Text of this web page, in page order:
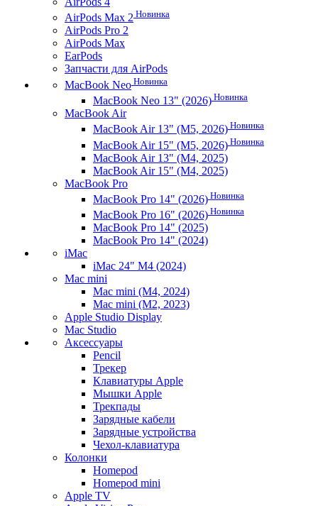
AirPods Max 2 Новинка
AirPods Pro 2
AirPods Max
EarPods
Запчасти для AirPods
MacBook Neo Новинка
MacBook Neo 13" (2026) Новинка
MacBook Air
MacBook Air 13" (M5, 2026) Новинка
MacBook Air 15" (M5, 2026) Новинка
MacBook Air 13" (M4, 2025)
MacBook Air 15" (M4, 2025)
MacBook Pro
MacBook Pro 14" (2026) Новинка
MacBook Pro 16" (2026) Новинка
MacBook Pro 14" (2025)
MacBook Pro 14" (2024)
iMac
iMac 24" M4 (2024)
Mac mini
Mac mini (M4, 2024)
Mac mini (M2, 2023)
Apple Studio Display
Mac Studio
Аксессуары
Pencil
Трекер
Клавиатуры Apple
Мышки Apple
Трекпады
Зарядные кабели
Зарядные устройства
Чехол-клавиатура
Колонки
Homepod
Homepod mini
Apple TV